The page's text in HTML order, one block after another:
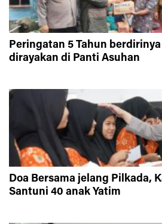
Peringatan 5 Tahun
dirayakan di Panti Asuhan
Doa Bersama jelang Pilkada,
Santuni 40 anak Yatim